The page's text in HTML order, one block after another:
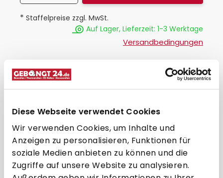
Diese Webseite verwendet Cookies
Wir verwenden Cookies, um Inhalte und
Anzeigen zu personalisieren, Funktionen für
soziale Medien anbieten zu können und die
Zugriffe auf unsere Website zu analysieren.
* Staffelpreise zzgl. MwSt.
Auf Lager, Lieferzeit: 1-3 Werktage
Versandbedingungen
Haben Sie noch Wünsche?
Besonders hohe Stückzahlen zu Palettenpreisen?
Artikel-Nr.:ES9208